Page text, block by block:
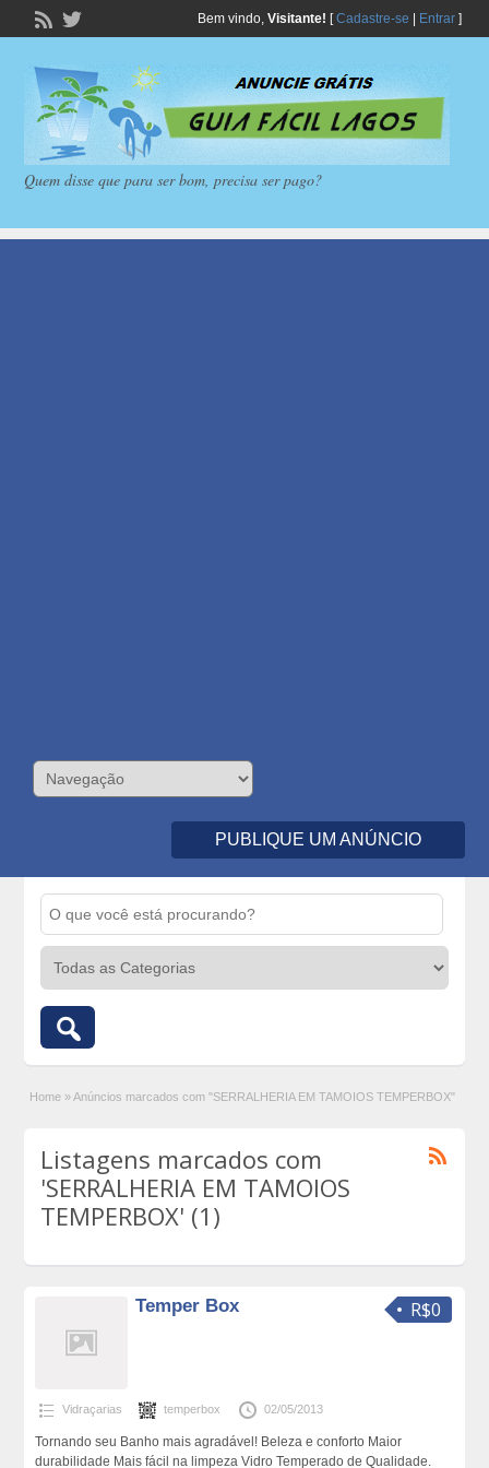
Bem vindo, Visitante! [Cadastre-se Entrar]
Quem disse que para ser bom, precisa ser pago?
PUBLIQUE UM ANÚNCIO
Home » Anúncios marcados com "SERRALHERIA EM TAMOIOS TEMPERBOX"
Listagens marcados com
'SERRALHERIA EM TAMOIOS
TEMPERBOX' (1)
R$0
Temper Box
Vidraçarias temperbox 02/05/2013
Tornando seu Banho mais agradável! Beleza e conforto Maior
durabilidade Mais fácil na limpeza Vidro Temperado de Qualidade.